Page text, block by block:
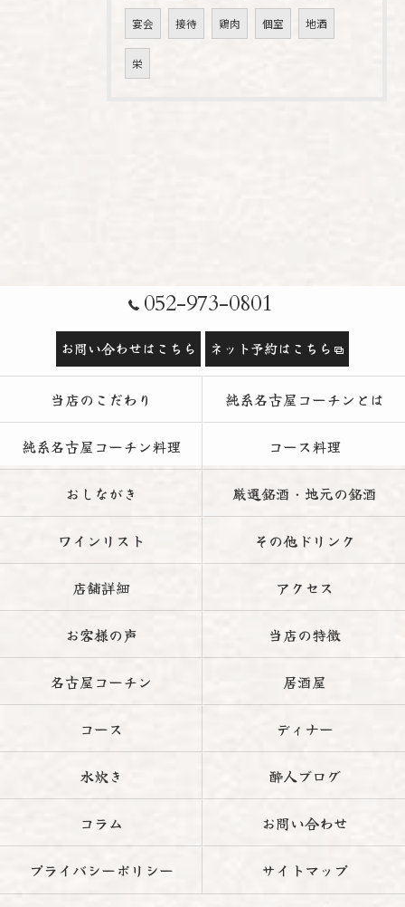
宴会 接待 鶏肉 個室 地酒
栄
052-973-0801
お問い合わせはこちら ネット予約はこちら
当店のこだわり 純系名古屋コーチンとは
純系名古屋コーチン料理 コース料理
おしながき 厳選銘酒・地元の銘酒
ワインリスト その他ドリンク
店舗詳細 アクセス
お客様の声 当店の特徴
名古屋コーチン 居酒屋
コース ディナー
水炊き 酔人ブログ
コラム お問い合わせ
プライバシーポリシー サイトマップ